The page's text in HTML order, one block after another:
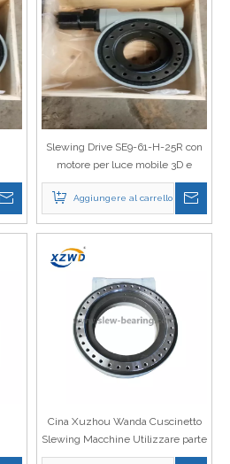
Slewing Drive SE9-61-H-25R con
motore per luce mobile 3D e
tracker solare
Aggiungere al carrello
Cina Xuzhou Wanda Cuscinetto
Slewing Macchine Utilizzare parte
meccanica Sleda a manicotto